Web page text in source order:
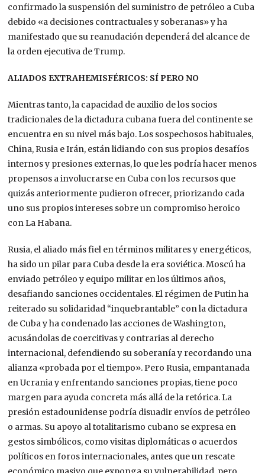
confirmado la suspensión del suministro de petróleo a Cuba
debido «a decisiones contractuales y soberanas» y ha
manifestado que su reanudación dependerá del alcance de
la orden ejecutiva de Trump.
ALIADOS EXTRAHEMISFÉRICOS: SÍ PERO NO
Mientras tanto, la capacidad de auxilio de los socios
tradicionales de la dictadura cubana fuera del continente se
encuentra en su nivel más bajo. Los sospechosos habituales,
China, Rusia e Irán, están lidiando con sus propios desafíos
internos y presiones externas, lo que les podría hacer menos
propensos a involucrarse en Cuba con los recursos que
quizás anteriormente pudieron ofrecer, priorizando cada
uno sus propios intereses sobre un compromiso heroico
con La Habana.
Rusia, el aliado más fiel en términos militares y energéticos,
ha sido un pilar para Cuba desde la era soviética. Moscú ha
enviado petróleo y equipo militar en los últimos años,
desafiando sanciones occidentales. El régimen de Putinha
reiterado su solidaridad “inquebrantable” con la dictadura
de Cubay ha condenado las acciones de Washington,
acusándolas de coercitivas y contrarias al derecho
internacional, defendiendo su soberanía y recordando una
alianza «probada por el tiempo». Pero Rusia, empantanada
en Ucrania y enfrentando sanciones propias, tiene poco
margen para ayuda concreta más allá de la retórica. La
presión estadounidense podría disuadir envíos de petróleo
o armas. Su apoyo al totalitarismo cubano se expresa en
gestos simbólicos, como visitas diplomáticas o acuerdos
políticos en foros internacionales, antes que un rescate